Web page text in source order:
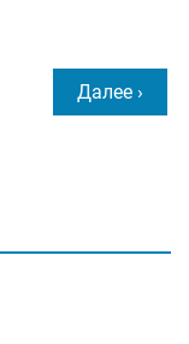
Далее ›